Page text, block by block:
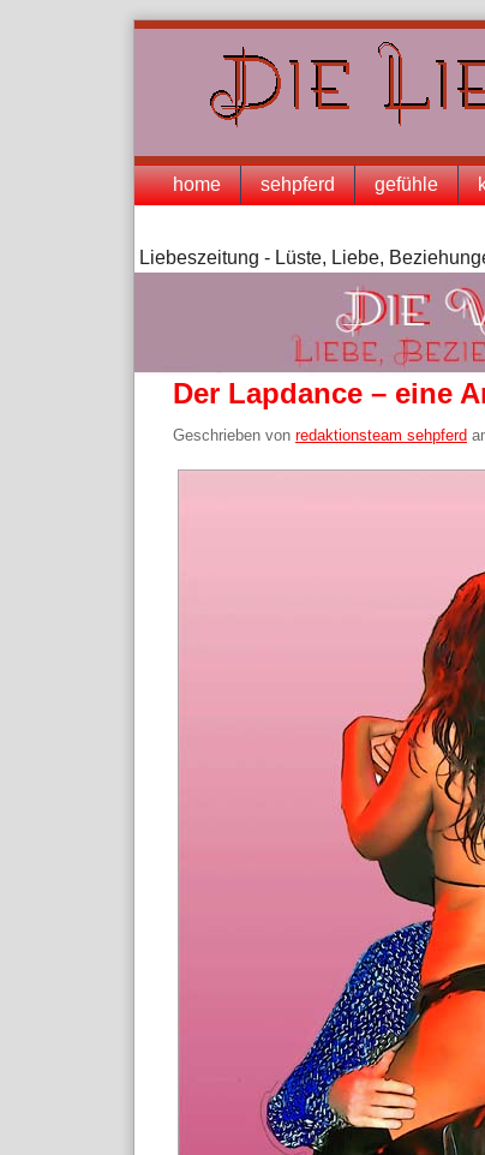
Navigation
home sehpferd gefühle
Liebeszeitung - Lüste, Liebe,
Der Lapdance – eine
Geschrieben von redaktionsteam sehpferd